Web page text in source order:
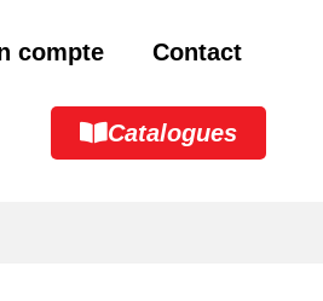
compte Contact
Catalogues